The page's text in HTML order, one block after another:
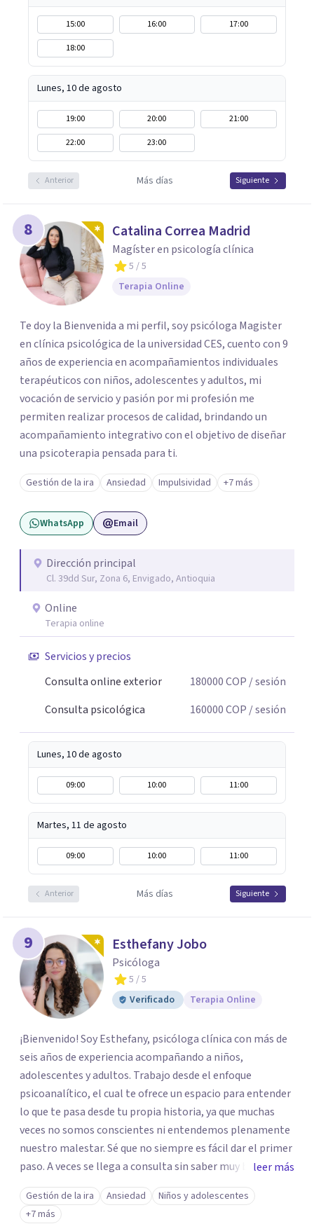
15:00 16:00
17:00
18:00
Lunes, 10 de agosto
19:00 20:00
21:00
22:00
23:00
Anterior Más días Siguiente
8 Catalina Correa Madrid
Magíster en psicología clínica
5 / 5
Terapia Online
Te doy la Bienvenida a mi perfil, soy psicóloga Magister
en clínica psicológica de la universidad CES, cuento con 9
años de experiencia en acompañamientos individuales
terapéuticos con niños, adolescentes y adultos, mi
vocación de servicio y pasión por mi profesión me
permiten realizar procesos de calidad, brindando un
acompañamiento integrativo con el objetivo de diseñar
una psicoterapia pensada para ti.
Gestión de la ira Ansiedad Impulsividad +7 más
WhatsApp Email
Dirección principal
Cl. 39dd Sur, Zona 6, Envigado, Antioquia
Online
Terapia online
Servicios y precios
Consulta online exterior
180000COP / sesión
Consulta psicológica
160000COP / sesión
Lunes, 10 de agosto
09:00 10:00 11:00
Martes, 11 de agosto
09:00 10:00 11:00
Anterior Más días Siguiente
9 Esthefany Jobo
Psicóloga
5 / 5
Verificado
Terapia Online
¡Bienvenido! Soy Esthefany, psicóloga clínica con más de
seis años de experiencia acompañando a niños,
adolescentes y adultos. Trabajo desde el enfoque
psicoanalítico, el cual te ofrece un espacio para entender
lo que te pasa desde tu propia historia, ya que muchas
veces no somos conscientes ni entendemos plenamente
nuestro malestar. Sé que no siempre es fácil dar el primer
paso. A veces se llega a consulta sin saber muy bien qué
decir, o sintiendo que algo no anda bien pero sin poder
nombrarlo. Mi intención es acompañarte en ese proceso,
sin juicios y a tu propio ritmo, para que lo que hoy te pesa
leer más
Gestión de la ira Ansiedad
Niños y adolescentes
+7 más